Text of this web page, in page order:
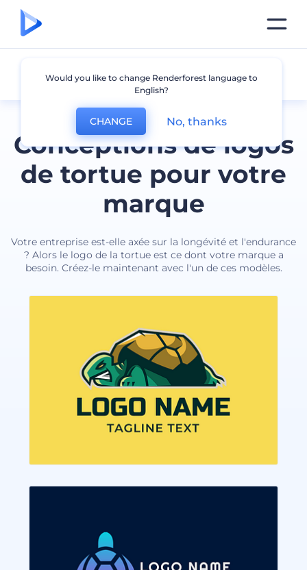
Conceptions de logos
de tortue pour votre
marque
Votre entreprise est-elle axée sur la longévité et l'endurance
? Alors le logo de la tortue est ce dont votre marque a
besoin. Créez-le maintenant avec l'un de ces modèles.
Tortue
Would you like to change Renderforest language to
English?
CHANGE No, thanks